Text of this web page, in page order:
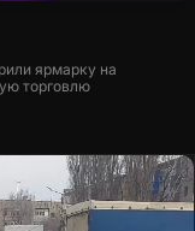
ярмарку на
торговлю